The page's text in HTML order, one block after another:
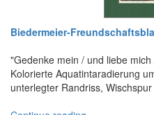
Biedermeier-
"Gedenke mein / und liebe
Kolorierte Aquatintaradierung
unterlegter Randriss,